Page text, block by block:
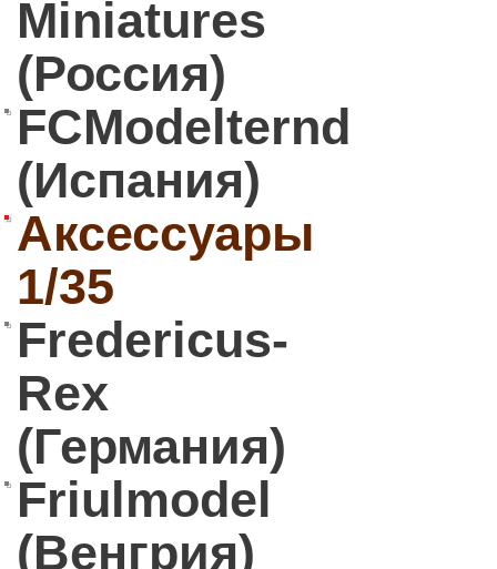
Miniatures
(Россия)
FCModelternd
(Испания)
Аксессуары
1/35
Fredericus-
Rex
(Германия)
Friulmodel
(Венгрия)